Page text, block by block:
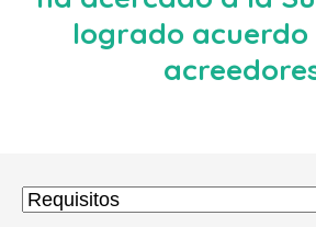
logrado acuerdo